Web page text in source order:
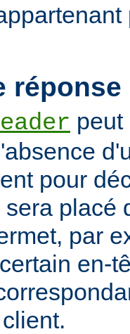
peut
pour
placé
par
en-